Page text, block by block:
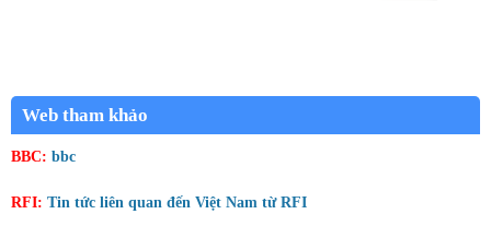
Web tham khảo
BBC: bbc
RFI: Tin tức liên quan đến Việt Nam từ RFI